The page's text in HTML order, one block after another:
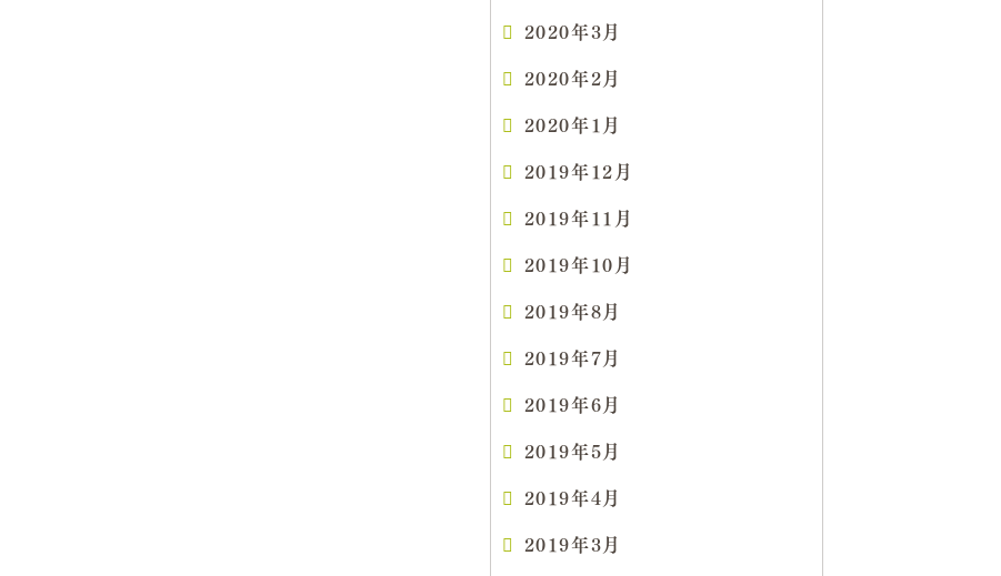
2020年3月
2020年2月
2020年1月
2019年12月
2019年11月
2019年10月
2019年8月
2019年7月
2019年6月
2019年5月
2019年4月
2019年3月